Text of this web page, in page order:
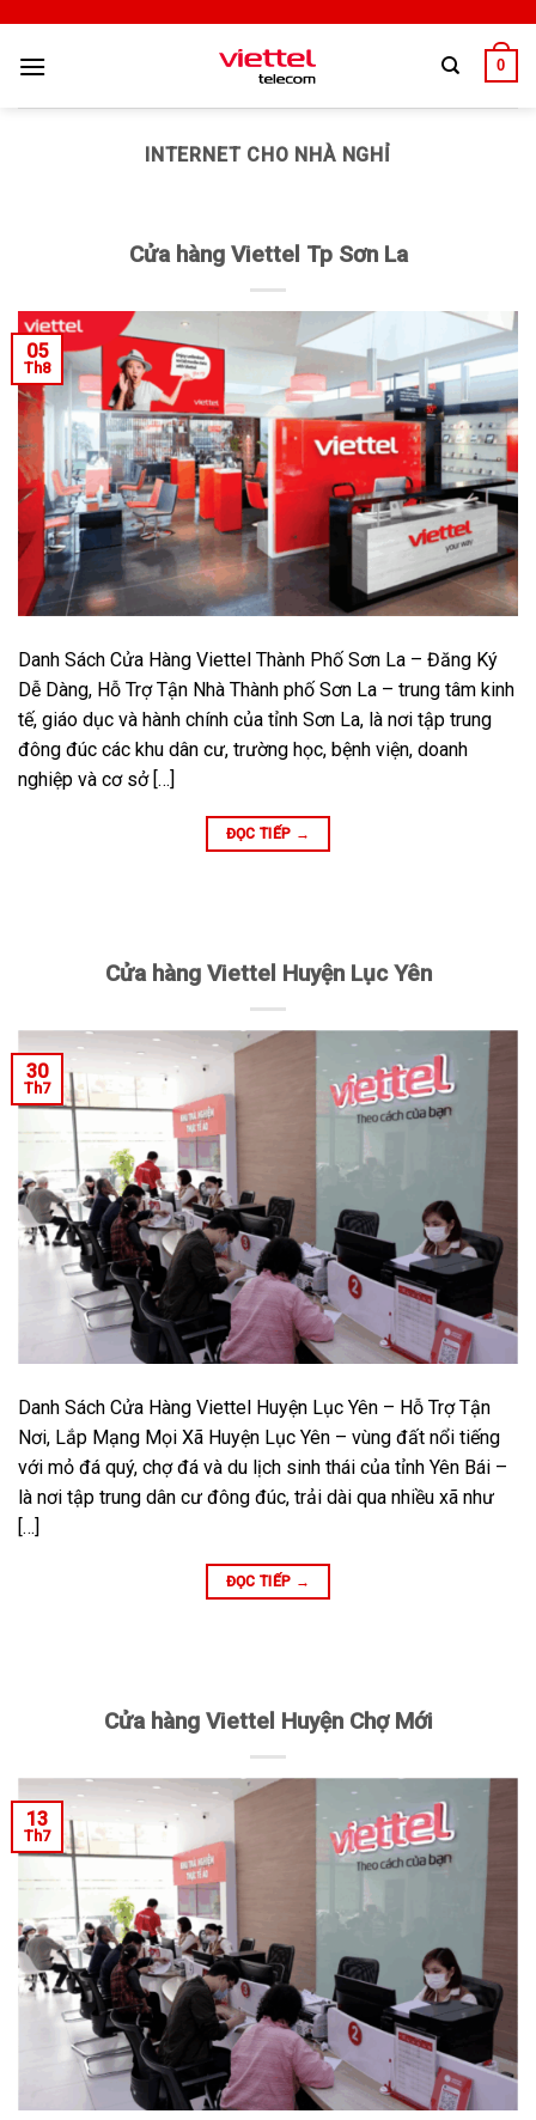
0
INTERNET CHO NHÀ NGHỈ
Cửa hàng Viettel Tp Sơn La
05
Th8
Danh Sách Cửa Hàng Viettel Thành Phố Sơn La – Đăng Ký
Dễ Dàng, Hỗ Trợ Tận Nhà Thành phố Sơn La – trung tâm kinh
tế, giáo dục và hành chính của tỉnh Sơn La, là nơi tập trung
đông đúc các khu dân cư, trường học, bệnh viện, doanh
nghiệp và cơ sở […]
ĐỌC TIẾP →
Cửa hàng Viettel Huyện Lục Yên
30
Th7
Danh Sách Cửa Hàng Viettel Huyện Lục Yên – Hỗ Trợ Tận
Nơi, Lắp Mạng Mọi Xã Huyện Lục Yên – vùng đất nổi tiếng
với mỏ đá quý, chợ đá và du lịch sinh thái của tỉnh Yên Bái –
là nơi tập trung dân cư đông đúc, trải dài qua nhiều xã như
[…]
ĐỌC TIẾP →
Cửa hàng Viettel Huyện Chợ Mới
13
Th7